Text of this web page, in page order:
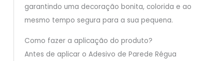
garantindo uma decoração bonita, colorida e ao
mesmo tempo segura para a sua pequena.
Como fazer a aplicação do produto?
Antes de aplicar o Adesivo de Parede Régua